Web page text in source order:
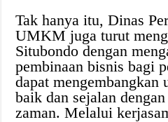
Tak hanya itu, Dinas
UMKM juga turut
Situbondo dengan
pembinaan bisnis bagi
dapat mengembangkan
baik dan sejalan
zaman. Melalui